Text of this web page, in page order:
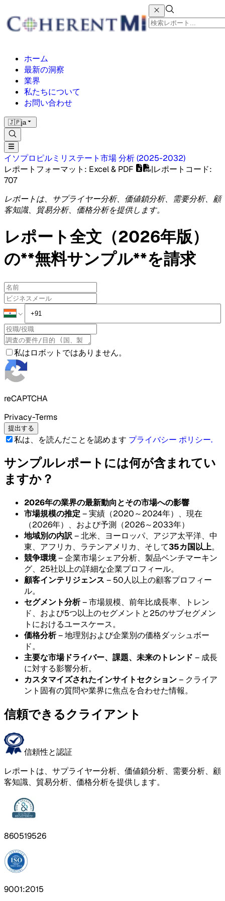
ホーム
最新の洞察
業界
私たちについて
お問い合わせ
🇯🇵ja
イソプロピルミリステート市場分析(2025-2032)
レポートフォーマット : Excel & PDF |レポートコード:
707
レポートは、サプライヤー分析、価値鎖分析、需要分析、顧
客知識、貿易分析、価格分析を提供します。
レポート全文（2026年版）
の**無料サンプル**を請求
私はロボットではありません。
reCAPTCHA
Privacy-Terms
提出する
私は、を読んだことを認めます プライバシー ポリシー.
サンプルレポートには何が含まれてい
ますか？
2026年の業界の最新動向とその市場への影響
市場規模の推定– 実績（2020～2024年）、現在
（2026年）、および予測（2026～2033年）
地域別の内訳– 北米、ヨーロッパ、アジア太平洋、中
東、アフリカ、ラテンアメリカ、そして35カ国以上。
競争環境– 企業市場シェア分析、製品ベンチマーキン
グ、25社以上の詳細な企業プロフィール。
顧客インテリジェンス – 50人以上の顧客プロフィー
ル。
セグメント分析– 市場規模、前年比成長率、トレン
ド、および5つ以上のセグメントと25のサブセグメン
トにおけるユースケース。
価格分析– 地理別および企業別の価格ダッシュボー
ド。
主要な市場ドライバー、課題、未来のトレンド – 成長
に対する影響分析。
カスタマイズされたインサイトセクション– クライア
ント固有の質問や業界に焦点を合わせた情報。
信頼できるクライアント
信頼性と認証
レポートは、サプライヤー分析、価値鎖分析、需要分析、顧
客知識、貿易分析、価格分析を提供します。
860519526
9001:2015